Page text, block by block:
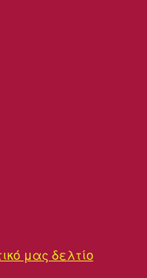
μας δελτίο